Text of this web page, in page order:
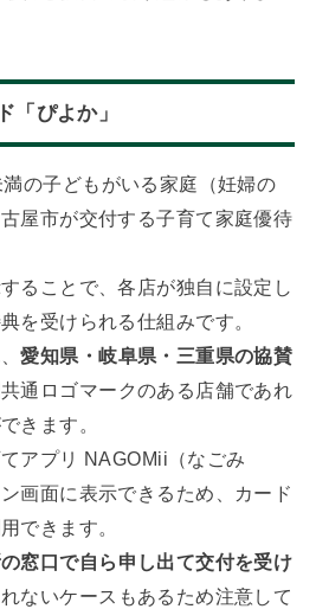
「ぴよか」
の子どもがいる家庭（妊婦の
屋市が交付する子育て家庭優待
ることで、各店が独自に設定し
を受けられる仕組みです。
愛知県・岐阜県・三重県の協賛
共通ロゴマークのある店舗であれ
きます。
アプリ NAGOMii（なごみ
画面に表示できるため、カード
できます。
窓口で自ら申し出て交付を受け
ないケースもあるため注意して